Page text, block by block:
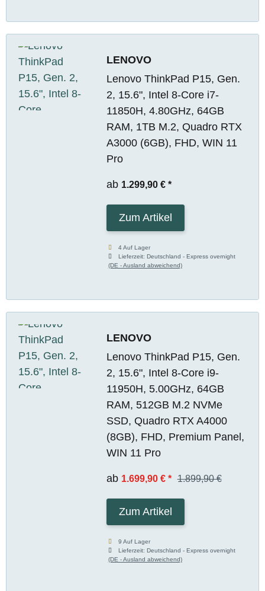
LENOVO
Lenovo ThinkPad P15, Gen.
2, 15.6", Intel 8-Core i7-
11850H, 4.80GHz, 64GB
RAM, 1TB M.2, Quadro RTX
A3000 (6GB), FHD, WIN 11
Pro
ab 1.299,90 € *
Zum Artikel
4 Auf Lager
Lieferzeit:Deutschland - Express overnight
(DE - Ausland abweichend)
LENOVO
Lenovo ThinkPad P15, Gen.
2, 15.6", Intel 8-Core i9-
11950H, 5.00GHz, 64GB
RAM, 512GB M.2 NVMe
SSD, Quadro RTX A4000
(8GB), FHD, Premium Panel,
WIN 11 Pro
ab 1.699,90 € * 1.899,90 €
Zum Artikel
9 Auf Lager
Lieferzeit:Deutschland - Express overnight
(DE - Ausland abweichend)